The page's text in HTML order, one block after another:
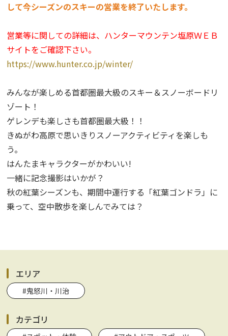
して今シーズンのスキーの営業を終了いたします。
営業等に関しての詳細は、ハンターマウンテン塩原ＷＥＢ
サイトをご確認下さい。
https://www.hunter.co.jp/winter/
みんなが楽しめる首都圏最大級のスキー＆スノーボードリ
ゾート！
ゲレンデも楽しさも首都圏最大級！！
きぬがわ高原で思いきりスノーアクティビティを楽しも
う。
はんたまキャラクターがかわいい!
一緒に記念撮影はいかが？
秋の紅葉シーズンも、期間中運行する「紅葉ゴンドラ」に
乗って、空中散歩を楽しんでみては？
エリア
#鬼怒川・川治
カテゴリ